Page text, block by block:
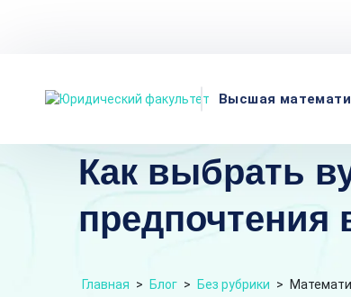
Высшая
Как выбрать
предпочтения
Главная > Блог > Без рубрики >